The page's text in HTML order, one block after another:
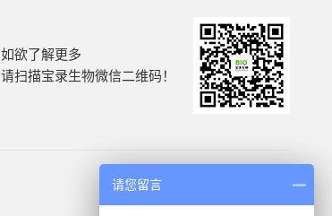
如欲了解更多
请扫描宝录生物微信二维码！
请您留言